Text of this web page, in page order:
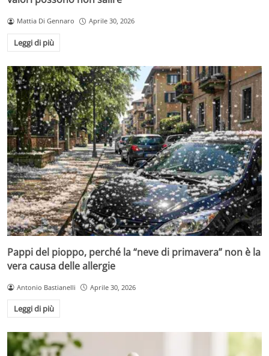
Mattia Di Gennaro Aprile 30, 2026
Leggi di più
Pappi del pioppo, perché la “neve di primavera” non è la
vera causa delle allergie
Antonio Bastianelli Aprile 30, 2026
Leggi di più